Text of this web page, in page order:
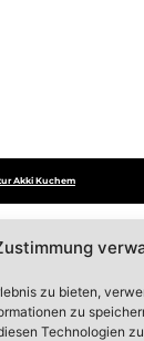
zu bieten,
zu
Technologien
Akki Kuchem